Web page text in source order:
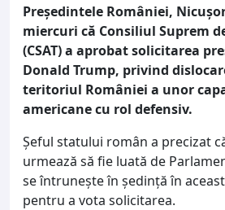
Președintele României,
miercuri că Consiliul Suprem
(CSAT) a aprobat solicitarea
Donald Trump, privind
teritoriul României a unor
americane cu rol defensiv.
Șeful statului român a precizat
urmează să fie luată de
se întrunește în ședință în
pentru a vota solicitarea.